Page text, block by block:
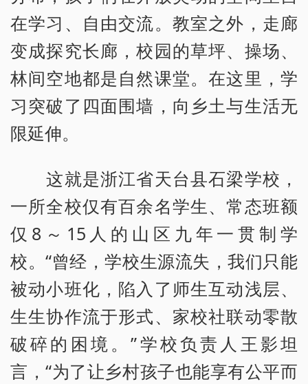
在学习、自由交流。教室之外，走廊
变成探究长廊，校园的草坪、操场、
林间空地都是自然课堂。在这里，学
习突破了四面围墙，向乡土与生活无
限延伸。
这就是浙江省天台县石梁学校，
一所全校仅有百余名学生、常态班额
仅8～15人的山区九年一贯制学
校。“曾经，学校生源流失，我们只能
被动小班化，陷入了师生互动浅层、
生生协作流于形式、家校社联动零散
破碎的困境。”学校负责人王影坦
言，“为了让乡村孩子也能享有公平而